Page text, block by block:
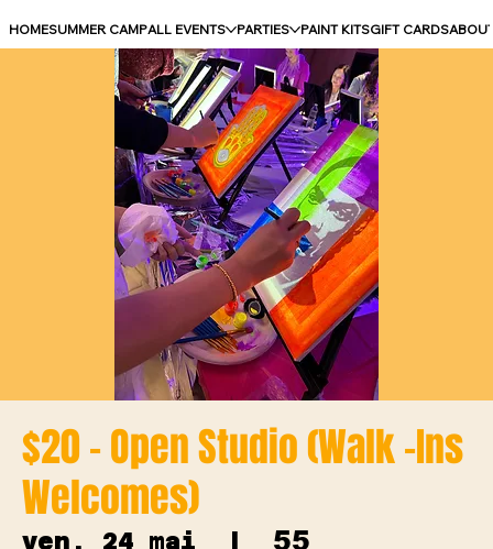
HOMESUMMER CAMPALL EVENTS PARTIES PAINT KITSGIFT CARDS
$20 - Open Studio (Walk -Ins
Welcomes)
ven. 24 mai
  |
55